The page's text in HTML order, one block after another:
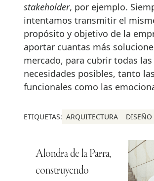
stakeholder, por ejemplo.
intentamos transmitir el
propósito y objetivo de la
aportar cuantas más
mercado, para cubrir todas las
necesidades posibles, tanto las
funcionales como las
ETIQUETAS: ARQUITECTURA DISEÑO
Alondra de la Parra,
construyendo